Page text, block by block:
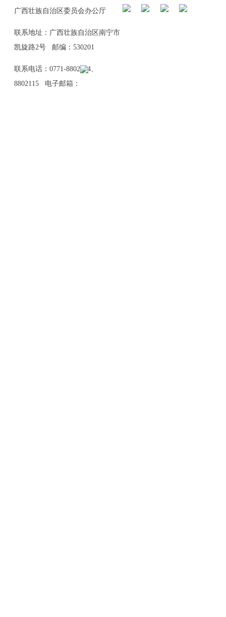
广西壮族自治区委员会办公厅
联系地址：广西壮族自治区南宁市
凯旋路2号 邮编：530201
联系电话：0771-8802114、
8802115 电子邮箱：